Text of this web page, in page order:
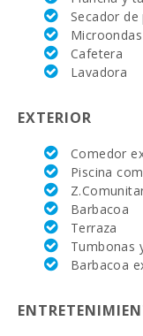
(km ):
Vall d´Or Golf
(km):
Academia de
tenis Rafa
Nadal (km):
Hospital de
Manacor (km):
Hospital Son
Espases Palma
Secador de
Microondas
Cafetera
Lavadora
EXTERIOR
Comedor
Piscina
Barbacoa
Terraza
Tumbonas
Barbacoa